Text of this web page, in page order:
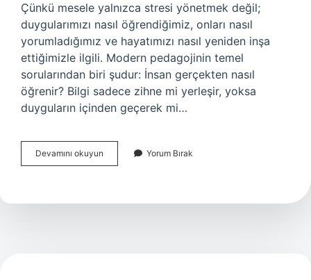
Çünkü mesele yalnızca stresi yönetmek değil;
duygularımızı nasıl öğrendiğimiz, onları nasıl
yorumladığımız ve hayatımızı nasıl yeniden inşa
ettiğimizle ilgili. Modern pedagojinin temel
sorularından biri şudur: İnsan gerçekten nasıl
öğrenir? Bilgi sadece zihne mi yerleşir, yoksa
duyguların içinden geçerek mi…
Devamını okuyun
nokta
Gelir
Yorum Bırak